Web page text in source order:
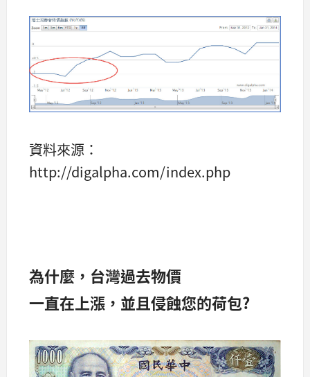
資料來源：
http://digalpha.com/index.php
為什麼，台灣過去物價
一直在上漲，並且侵蝕您的荷包?